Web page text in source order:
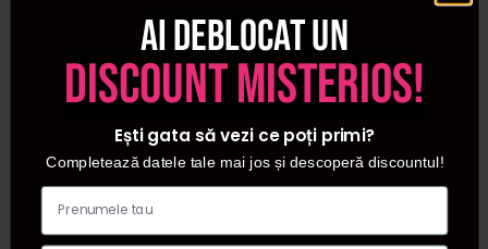
Ai deblocat un
discount misterios!
Ești gata să vezi ce poți primi?
Completează datele tale mai jos și descoperă discountul!